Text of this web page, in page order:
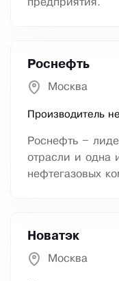
предприятия.
Роснефть
Москва
Производитель
Роснефть –
отрасли и одна
нефтегазовых
Новатэк
Москва